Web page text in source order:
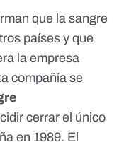
que la sangre
países y que
la empresa
compañía se
cerrar el único
en 1989. El